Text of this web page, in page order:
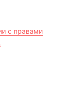
с правами